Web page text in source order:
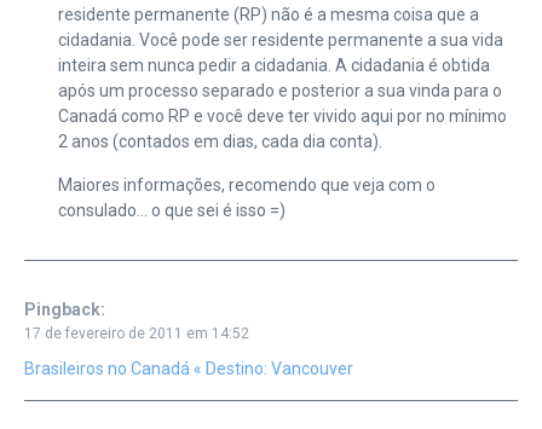
residente permanente (RP) não é a mesma coisa que a
cidadania. Você pode ser residente permanente a sua vida
inteira sem nunca pedir a cidadania. A cidadania é obtida
após um processo separado e posterior a sua vinda para o
Canadá como RP e você deve ter vivido aqui por no mínimo
2 anos (contados em dias, cada dia conta).
Maiores informações, recomendo que veja com o
consulado… o que sei é isso =)
Pingback:
17 de fevereiro de 2011 em 14:52
Brasileiros no Canadá « Destino: Vancouver